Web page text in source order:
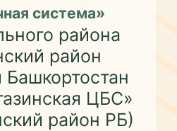
система»
района
район
ЦБС»
район РБ)